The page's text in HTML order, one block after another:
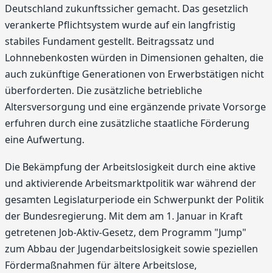
Deutschland zukunftssicher gemacht. Das gesetzlich
verankerte Pflichtsystem wurde auf ein langfristig
stabiles Fundament gestellt. Beitragssatz und
Lohnnebenkosten würden in Dimensionen gehalten, die
auch zukünftige Generationen von Erwerbstätigen nicht
überforderten. Die zusätzliche betriebliche
Altersversorgung und eine ergänzende private Vorsorge
erfuhren durch eine zusätzliche staatliche Förderung
eine Aufwertung.
Die Bekämpfung der Arbeitslosigkeit durch eine aktive
und aktivierende Arbeitsmarktpolitik war während der
gesamten Legislaturperiode ein Schwerpunkt der Politik
der Bundesregierung. Mit dem am 1. Januar in Kraft
getretenen Job-Aktiv-Gesetz, dem Programm "Jump"
zum Abbau der Jugendarbeitslosigkeit sowie speziellen
Fördermaßnahmen für ältere Arbeitslose,